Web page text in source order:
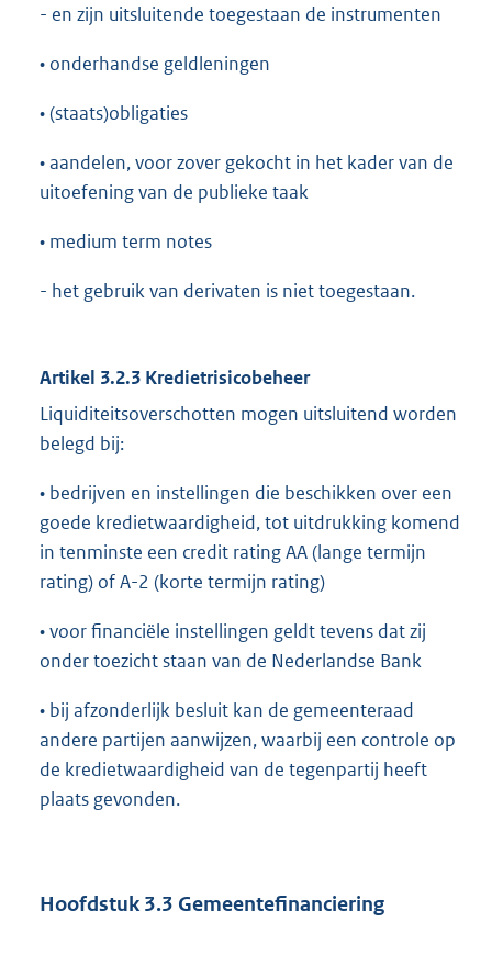
- en zijn uitsluitende toegestaan de instrumenten
• onderhandse geldleningen
• (staats)obligaties
• aandelen, voor zover gekocht in het kader van de
uitoefening van de publieke taak
• medium term notes
- het gebruik van derivaten is niet toegestaan.
Artikel 3.2.3 Kredietrisicobeheer
Liquiditeitsoverschotten mogen uitsluitend worden
belegd bij:
• bedrijven en instellingen die beschikken over een
goede kredietwaardigheid, tot uitdrukking komend
in tenminste een credit rating AA (lange termijn
rating) of A-2 (korte termijn rating)
• voor financiële instellingen geldt tevens dat zij
onder toezicht staan van de Nederlandse Bank
• bij afzonderlijk besluit kan de gemeenteraad
andere partijen aanwijzen, waarbij een controle op
de kredietwaardigheid van de tegenpartij heeft
plaats gevonden.
Hoofdstuk 3.3 Gemeentefinanciering